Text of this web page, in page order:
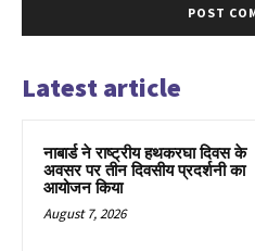
Latest article
नाबार्ड ने राष्ट्रीय हथकरघा दिवस के
अवसर पर तीन दिवसीय प्रदर्शनी का
आयोजन किया
August 7, 2026